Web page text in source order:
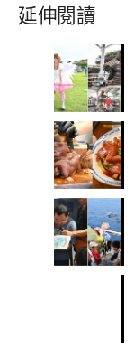
延伸閱讀